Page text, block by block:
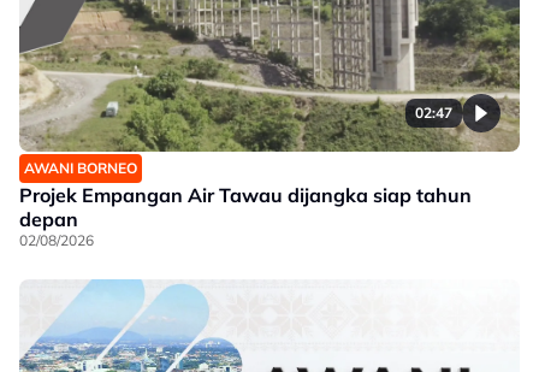
02:47
AWANI BORNEO
Projek Empangan Air Tawau dijangka siap tahun
depan
02/08/2026